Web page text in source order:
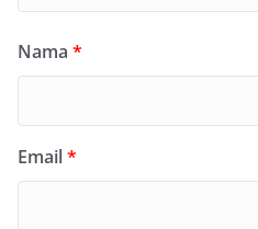
Nama *
Email*